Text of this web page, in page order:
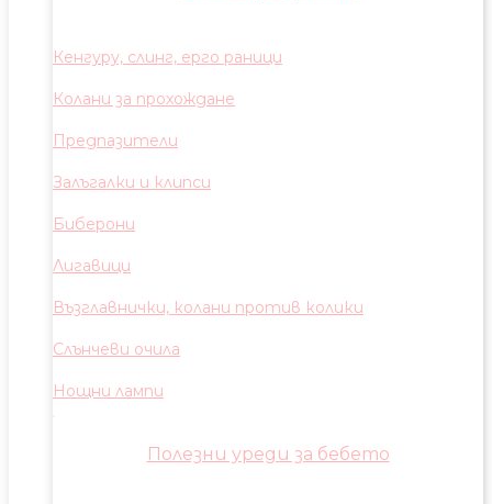
Кенгуру, слинг, ерго раници
Колани за прохождане
Предпазители
Залъгалки и клипси
Биберони
Лигавици
Възглавнички, колани против колики
Слънчеви очила
Нощни лампи
Полезни уреди за бебето